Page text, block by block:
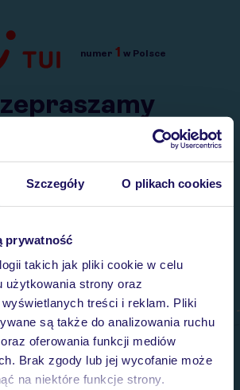
Szczegóły O plikach cookies
prywatność
takich jak pliki cookie w celu
użytkowania strony oraz
treści i reklam. Pliki
są także do analizowania ruchu
oferowania funkcji mediów
Brak zgody lub jej wycofanie może
na niektóre funkcje strony.
numer 1 w Polsce
nasz serwis na krótkie wakacje.